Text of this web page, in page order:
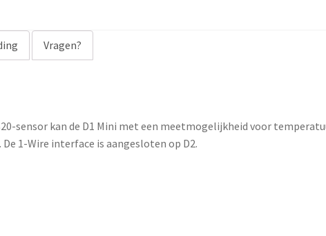
Vragen?
sensor kan de D1 Mini met een meetmogelijkheid voor
1-Wire interface is aangesloten op D2.